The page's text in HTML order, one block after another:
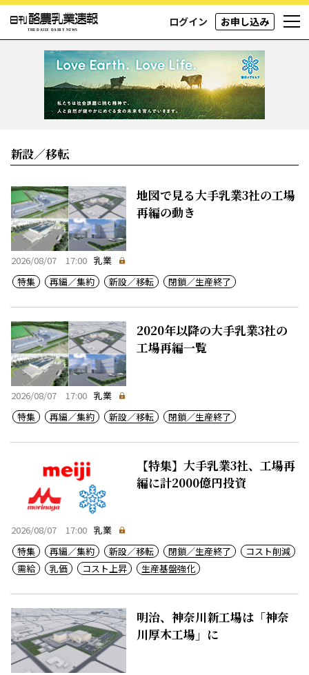
ログイン お申し込み
新設／移転
地図で見る大手乳業3社の工場
再編の動き
2026/08/07 17:00 乳業
特集
再編／集約 新設／移転 閉鎖／生産終了
2020年以降の大手乳業3社の
工場再編一覧
2026/08/07 17:00 乳業
特集
再編／集約 新設／移転 閉鎖／生産終了
【特集】大手乳業3社、工場再
編に計2000億円投資
2026/08/07 17:00 乳業
特集
再編／集約 新設／移転 閉鎖／生産終了
コスト削減
需給
乳価 コスト上昇 生産基盤強化
明治、神奈川新工場は「神奈
川厚木工場」に